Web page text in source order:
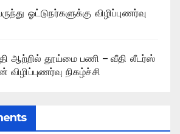
ஓட்டுநர்களுக்கு விழிப்புணர்வு
ஆற்றில் தூய்மை பணி – வீதி லீடர்ஸ்
நிகழ்ச்சி